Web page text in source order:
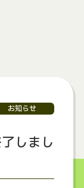
お知らせ
しまし